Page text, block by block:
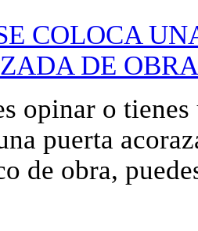
COLOCA
DE OBRA
opinar o
puerta
de obra,